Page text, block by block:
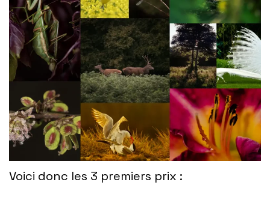
Voici donc les 3 premiers prix :